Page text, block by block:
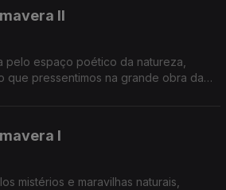
II
pelo espaço poético da natureza,
que pressentimos na grande obra da
I
mistérios e maravilhas naturais,